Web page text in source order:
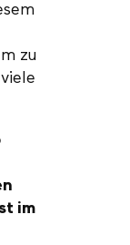
zu
im